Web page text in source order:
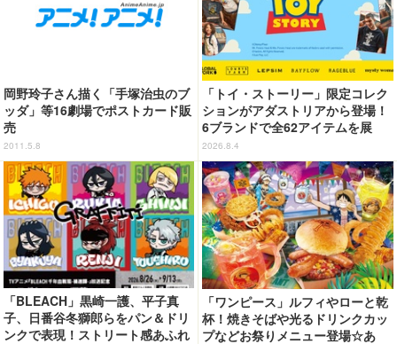
岡野玲子さん描く「手塚治虫のブ
ッダ」等16劇場でポストカード販
売
2011.5.8
「トイ・ストーリー」限定コレク
ションがアダストリアから登場！
6ブランドで全62アイテムを展
開 店舗で購入するとオリジナル
マグネットをプレゼント☆
2026.8.4
「BLEACH」黒崎一護、平子真
子、日番谷冬獅郎らをパン＆ドリ
ンクで表現！ストリート感あふれ
「ワンピース」ルフィやローと乾
杯！焼きそばや光るドリンクカッ
プなどお祭りメニュー登場☆あ